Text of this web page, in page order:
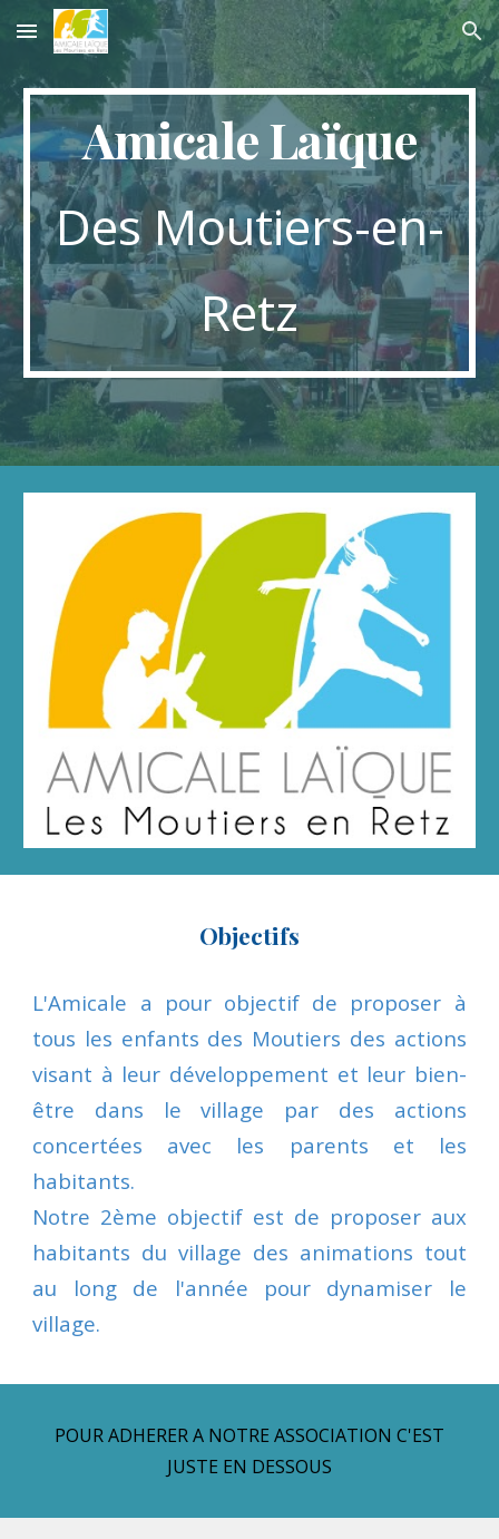
Skip to main content Skip to navigation
Amicale Laïque
Des Moutiers-en-
Retz
Objectifs
L'Amicale a pour objectif de proposer à
tous les enfants des Moutiers des actions
visant à leur développement et leur bien-
être dans le village par des actions
concertées avec les parents et les
habitants.
Notre 2ème objectif est de proposer aux
habitants du village des animations tout
au long de l'année pour dynamiser le
village.
POUR ADHERER A NOTRE ASSOCIATION C'EST
JUSTE EN DESSOUS